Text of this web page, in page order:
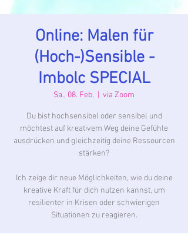
Online: Malen für
(Hoch-)Sensible -
Imbolc SPECIAL
Sa., 08. Feb. via Zoom
Du bist hochsensibel oder sensibel und
möchtest auf kreativem Weg deine Gefühle
ausdrücken und gleichzeitig deine Ressourcen
stärken?
Ich zeige dir neue Möglichkeiten, wie du deine
kreative Kraft für dich nutzen kannst, um
resilienter in Krisen oder schwierigen
Situationen zu reagieren.